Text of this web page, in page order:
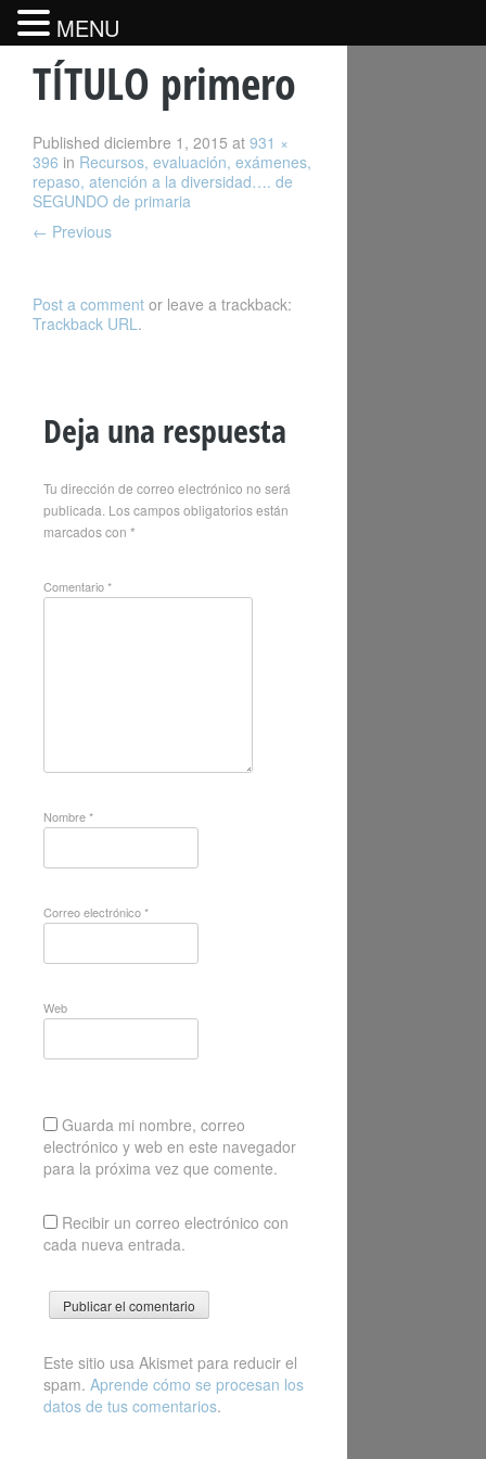
TÍTULO primero
Published diciembre 1, 2015 at 931 ×
396 in Recursos, evaluación, exámenes,
repaso, atención a la diversidad…. de
SEGUNDO de primaria
← Previous
Post a comment or leave a trackback:
Trackback URL.
Deja una respuesta
Tu dirección de correo electrónico no será
publicada. Los campos obligatorios están
marcados con *
Comentario*
Nombre*
Correo electrónico*
Web
Guarda mi nombre, correo
electrónico y web en este navegador
para la próxima vez que comente.
Recibir un correo electrónico con
cada nueva entrada.
Este sitio usa Akismet para reducir el
spam. Aprende cómo se procesan los
datos de tus comentarios.
MENU